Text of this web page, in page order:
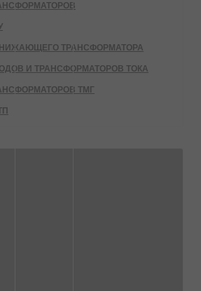
ТРАНСФОРМАТОРА
И ТРАНСФОРМАТОРОВ ТОКА
ТМГ